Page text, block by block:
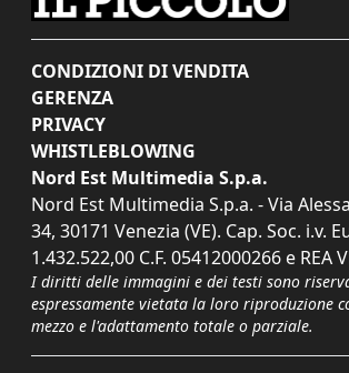
CONDIZIONI DI VENDITA
GERENZA
PRIVACY
WHISTLEBLOWING
Nord Est Multimedia S.p.a.
Nord Est Multimedia S.p.a. - Via
34, 30171 Venezia (VE). Cap. Soc. i.v.
1.432.522,00 C.F. 05412000266 e REA
I diritti delle immagini e dei testi sono
espressamente vietata la loro riproduzione
mezzo e l'adattamento totale o parziale.